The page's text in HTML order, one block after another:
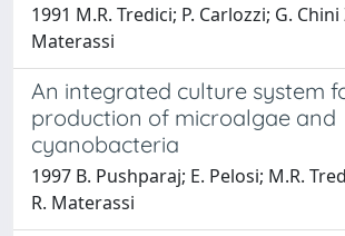
1991 M.R. Tredici; P. Carlozzi; G.
Materassi
An integrated culture system
production of microalgae and
cyanobacteria
1997 B. Pushparaj; E. Pelosi; M.R.
R. Materassi